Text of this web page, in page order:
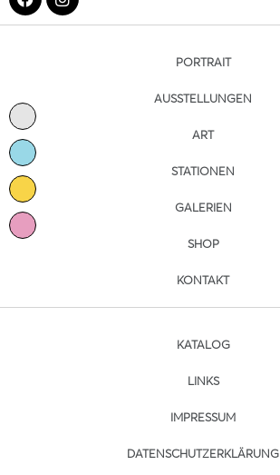
PORTRAIT
AUSSTELLUNGEN
ART
STATIONEN
GALERIEN
SHOP
KONTAKT
KATALOG
LINKS
IMPRESSUM
DATENSCHUTZERKLÄRUNG